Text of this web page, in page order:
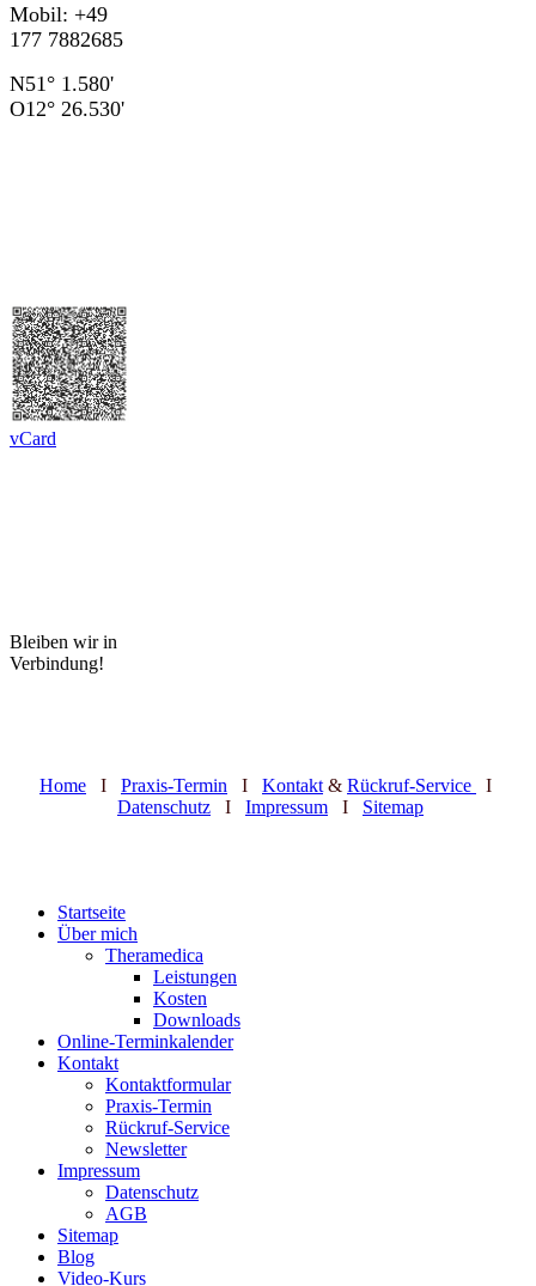
Mobil: +49
177 7882685
N51° 1.580'
O12° 26.530'
vCard
Bleiben wir in
Verbindung!
Home I Praxis-Termin I Kontakt & Rückruf-Service
I
Datenschutz I Impressum I Sitemap
Startseite
Über mich
Theramedica
Leistungen
Kosten
Downloads
Online-Terminkalender
Kontakt
Kontaktformular
Praxis-Termin
Rückruf-Service
Newsletter
Impressum
Datenschutz
AGB
Sitemap
Blog
Video-Kurs